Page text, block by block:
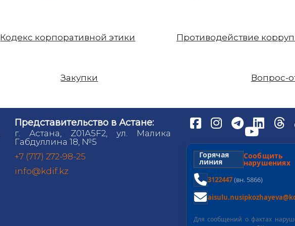
Кодекс корпоративной этики Противодействие
Закупки Вопрос-
Представительство в Астане:
г. Астана, Z01A5F2, ул. Малика
Габдуллина 18, №5
+7 (717) 272-98-25
info@kdif.kz
Горячая
линия нарушениях
3122447(вн. 5866)
Для сообщений о фактах